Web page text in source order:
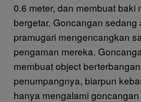
0.6 meter, dan membuat baki
bergetar. Goncangan
pramugari mengencangkan
pengaman mereka.
membuat object
penumpangnya, biarpun
hanya mengalami